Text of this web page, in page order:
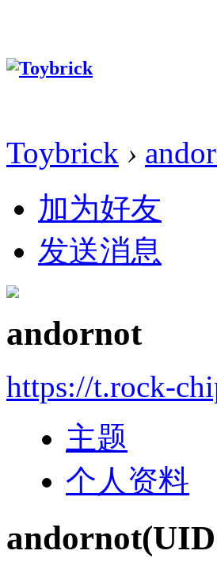
Toybrick ›
加为好友
发送消息
andornot
https://t.rock-
主题
个人资料
andornot